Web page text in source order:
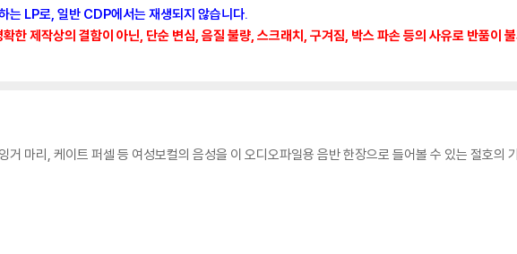
는 LP로, 일반 CDP에서는 재생되지 않습니다.
한 제작상의 결함이 아닌, 단순 변심, 음질 불량, 스크래치, 구겨짐, 박스 파손 등의 사유로 반품이
거 마리, 케이트 퍼셀 등 여성보컬의 음성을 이 오디오파일용 음반 한장으로 들어볼 수 있는 절호의